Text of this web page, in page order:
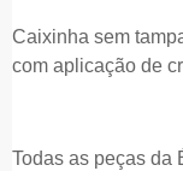
Caixinha sem
com aplicação de
Todas as peças da